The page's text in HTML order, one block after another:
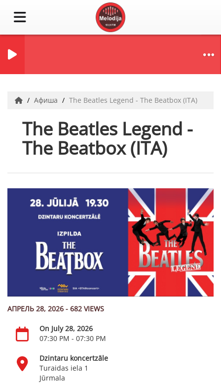
Афиша The Beatles Legend - The Beatbox (ITA)
The Beatles Legend -
The Beatbox (ITA)
АПРЕЛЬ 28, 2026 - 682 VIEWS
On July 28, 2026
07:30 PM - 07:30 PM
Dzintaru koncertzāle
Turaidas iela 1
Jūrmala